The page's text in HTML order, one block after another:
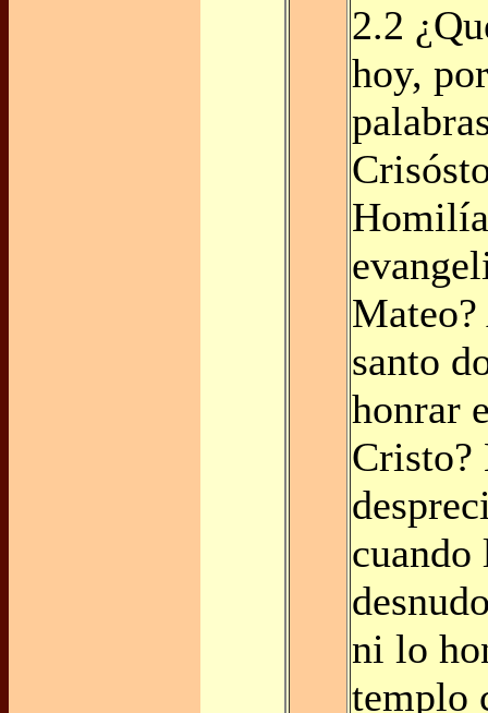
2.2
hoy,
santo
honrar
Cristo?
cuando
ni lo
templo